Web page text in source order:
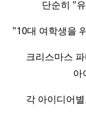
단순히 "
"10대 여학생을
크리스마스
아
각 아이디어